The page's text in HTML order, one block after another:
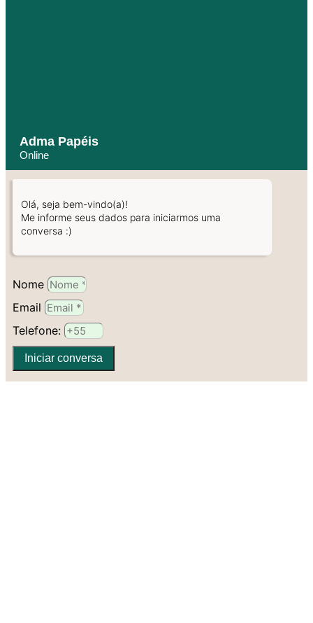
Adma Papéis
Online
Olá, seja bem-vindo(a)!
Me informe seus dados para iniciarmos uma
conversa :)
Nome
Email
Telefone:
Iniciar conversa